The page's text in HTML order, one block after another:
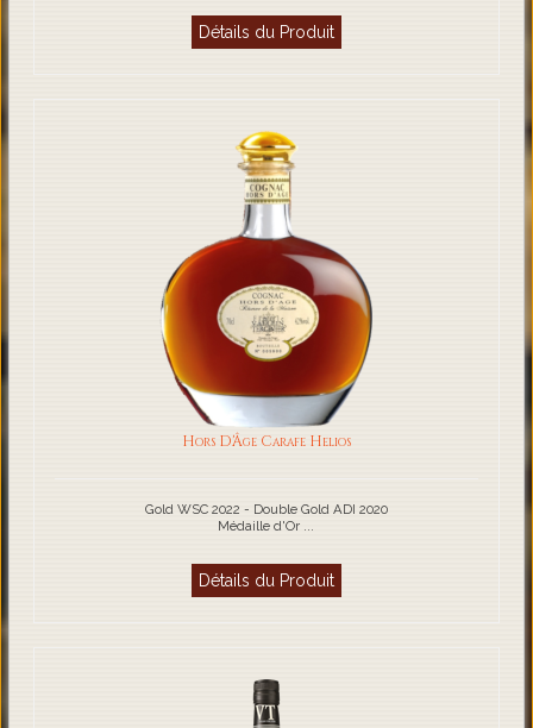
Détails du Produit
Hors D'Âge Carafe Helios
Gold WSC 2022 - Double Gold ADI 2020
Médaille d'Or ...
Détails du Produit